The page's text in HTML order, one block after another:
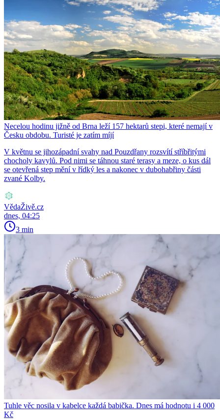
Necelou hodinu jižně od Brna leží 157 hektarů stepi, které nemají v
Česku obdobu. Turisté je zatím míjí
V květnu se jihozápadní svahy nad Pouzdřany rozsvítí stříbřitými
chocholy kavylů. Pod nimi se táhnou staré terasy a meze, o kus dál
se otevřená step mění v řídký les a nakonec v dubohabřiny části
zvané Kolby.
VědaŽivě.cz
dnes, 04:25
3 min
Tuhle věc nosila v kabelce každá babička. Dnes má hodnotu i 4 000
Kč